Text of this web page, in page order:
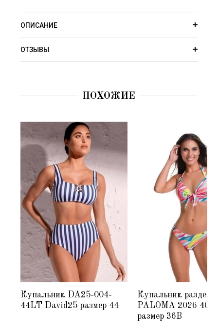
ОПИСАНИЕ
ОТЗЫВЫ
ПОХОЖИЕ
Купальник DA25-004-
44LT David25 размер 44
Купальник
PALOMA 2026
размер 36B